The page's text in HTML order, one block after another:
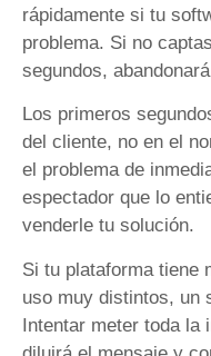
rápidamente si tu
problema. Si no
segundos,
Los primeros
del cliente, no en el
el problema de
espectador que lo
venderle tu solución.
Si tu plataforma tiene
uso muy distintos, un
Intentar meter toda la